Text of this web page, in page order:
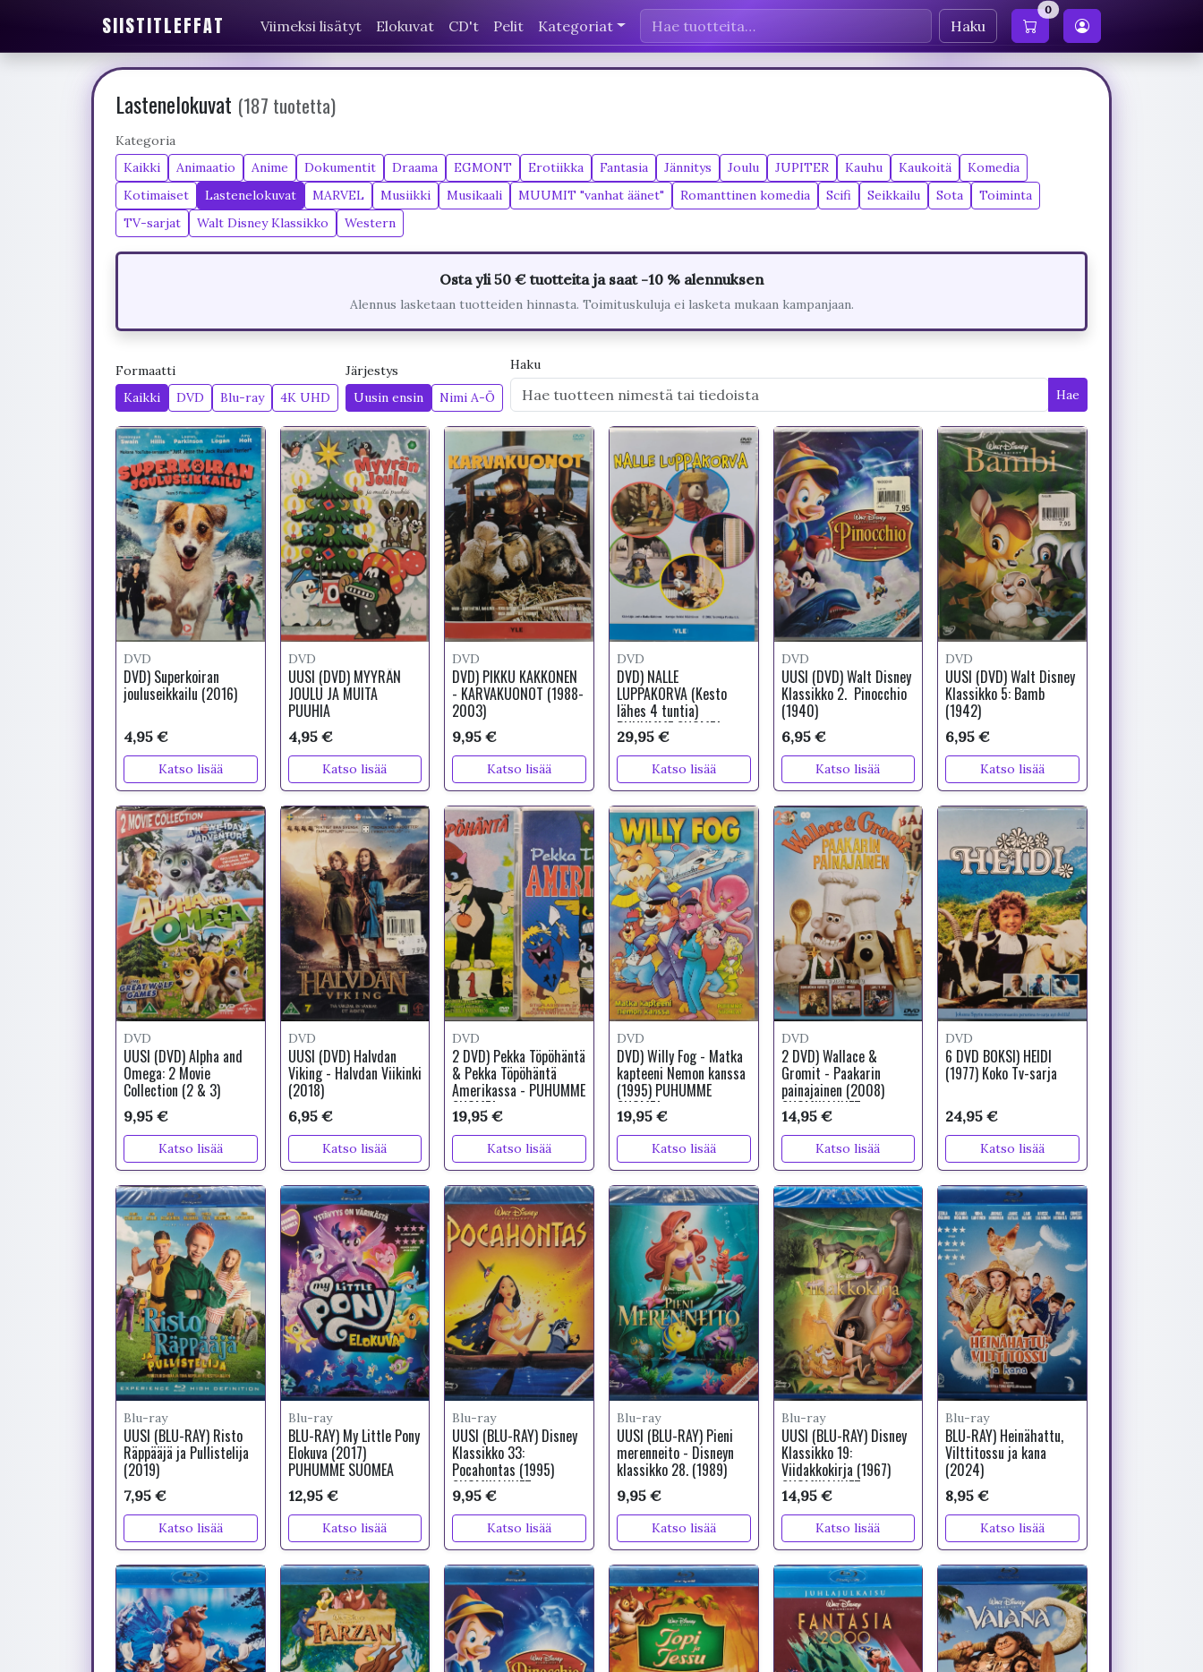
SIISTITLEFFAT Viimeksi lisätyt Elokuvat CD't Pelit Kategoriat Haku
0
Lastenelokuvat (187 tuotetta)
Kategoria
Kaikki
Animaatio Anime Dokumentit Draama EGMONT Erotiikka Fantasia Jännitys Joulu JUPITER Kauhu Kaukoitä
Komedia
Kotimaiset
Lastenelokuvat MARVEL Musiikki Musikaali MUUMIT "vanhat äänet" Romanttinen komedia Scifi Seikkailu Sota
Toiminta
TV-sarjat
Walt Disney Klassikko Western
Osta yli 50 € tuotteita ja saat -10 % alennuksen
Alennus lasketaan tuotteiden hinnasta. Toimituskuluja ei lasketa mukaan kampanjaan.
Formaatti
Kaikki
DVD Blu-ray 4K UHD
Järjestys
Uusin ensin
Nimi A-Ö
Haku
Hae
DVD
DVD) Superkoiran
jouluseikkailu (2016)
4,95 €
Katso lisää
DVD
UUSI (DVD) MYYRÄN
JOULU JA MUITA
PUUHIA
4,95 €
Katso lisää
DVD
DVD) PIKKU KAKKONEN
- KARVAKUONOT (1988-
2003)
9,95 €
Katso lisää
DVD
DVD) NALLE
LUPPAKORVA (Kesto
lähes 4 tuntia)
PUHUMME SUOMEA
29,95 €
Katso lisää
DVD
UUSI (DVD) Walt Disney
Klassikko 2. Pinocchio
(1940)
6,95 €
Katso lisää
DVD
UUSI (DVD) Walt Disney
Klassikko 5: Bamb
(1942)
6,95 €
Katso lisää
DVD
UUSI (DVD) Alpha and
Omega: 2 Movie
Collection (2 & 3)
9,95 €
Katso lisää
DVD
UUSI (DVD) Halvdan
Viking - Halvdan Viikinki
(2018)
6,95 €
Katso lisää
DVD
2 DVD) Pekka Töpöhäntä
& Pekka Töpöhäntä
Amerikassa - PUHUMME
SUOMEA
19,95 €
Katso lisää
DVD
DVD) Willy Fog - Matka
kapteeni Nemon kanssa
(1995) PUHUMME
SUOMEA
19,95 €
Katso lisää
DVD
2 DVD) Wallace &
Gromit - Paakarin
painajainen (2008)
SUOMIKANNET
14,95 €
Katso lisää
DVD
6 DVD BOKSI) HEIDI
(1977) Koko Tv-sarja
24,95 €
Katso lisää
Blu-ray
UUSI (BLU-RAY) Risto
Räppääjä ja Pullistelija
(2019)
7,95 €
Katso lisää
Blu-ray
BLU-RAY) My Little Pony
Elokuva (2017)
PUHUMME SUOMEA
12,95 €
Katso lisää
Blu-ray
UUSI (BLU-RAY) Disney
Klassikko 33:
Pocahontas (1995)
SUOMIKANNET
9,95 €
Katso lisää
Blu-ray
UUSI (BLU-RAY) Pieni
merenneito - Disneyn
klassikko 28. (1989)
9,95 €
Katso lisää
Blu-ray
UUSI (BLU-RAY) Disney
Klassikko 19:
Viidakkokirja (1967)
SUOMIKANNET
14,95 €
Katso lisää
Blu-ray
BLU-RAY) Heinähattu,
Vilttitossu ja kana
(2024)
8,95 €
Katso lisää